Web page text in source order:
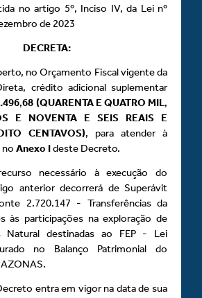
no artigo 5º, Inciso IV, da Lei nº
de 2023
DECRETA:
no Orçamento Fiscal vigente da
crédito adicional suplementar
,68 (QUARENTA E QUATRO MIL,
E NOVENTA E SEIS REAIS E
CENTAVOS), para atender à
no Anexo Ideste Decreto.
necessário à execução do
anterior decorrerá de Superávit
2.720.147 - Transferências da
às participações na exploração de
Natural destinadas ao FEP - Lei
no Balanço Patrimonial do
entra em vigor na data de sua